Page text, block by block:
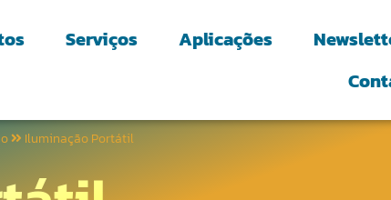
Serviços Aplicações
Iluminação Portátil